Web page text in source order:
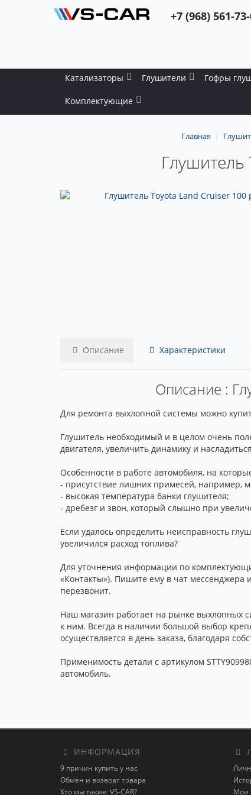
+7 (968) 561-
Катализаторы
Глушители Гофры
Комплектующие
Главная
Глушитель
Описание Характеристики
Описание :
Для ремонта выхлопной системы можно
Глушитель необходимый и в целом очень
двигателя, увеличить динамику и
Особенности в работе автомобиля, на
- присутствие лишних примесей, например,
- высокая температура банки глушителя;
- дребезг и звон, который слышно при
Если удалось определить неисправность
увеличился расход топлива?
Для уточнения информации по
«Контакты»). Пишите ему в чат мессенджера
перезвонит.
Наш магазин работает на рынке выхлопных
к ним. Всегда в наличии большой выбор
осуществляется в день заказа, благодаря
Применимость детали с артикулом
автомобиль.
ИНФОРМАЦИЯ
9 причин купить у нас
Обмен и возврат товара
Кто мы такие: VS-CAR?
Мои